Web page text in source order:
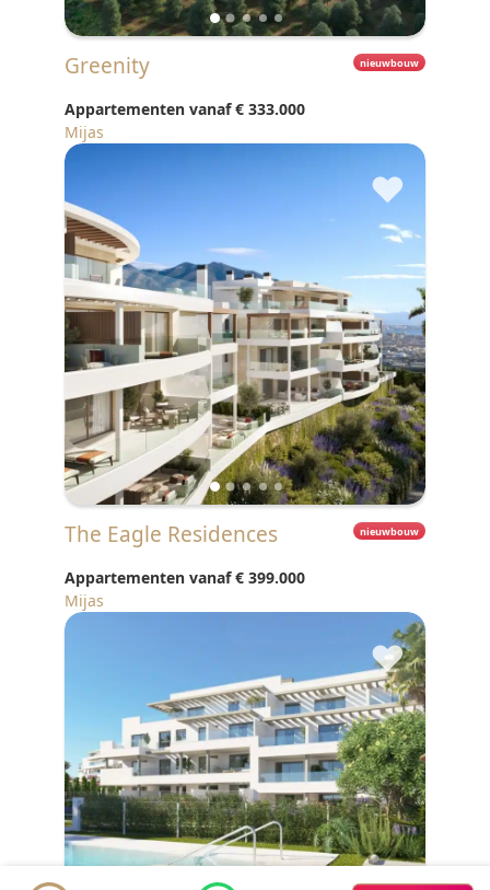
nieuwbouw
Greenity
Appartementen vanaf€ 333.000
Mijas
♥
nieuwbouw
The Eagle Residences
Appartementen vanaf€ 399.000
Mijas
♥